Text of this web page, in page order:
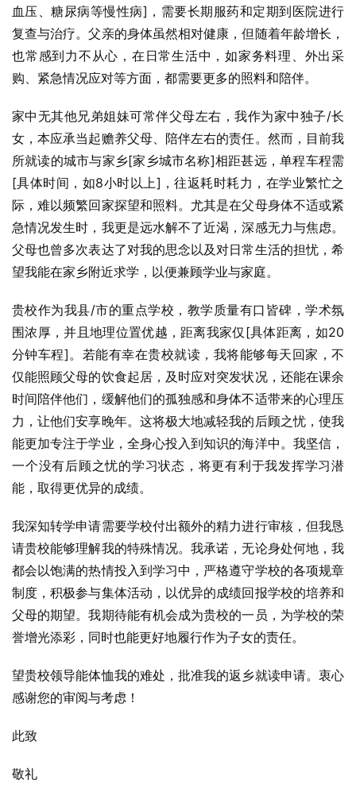
血压、糖尿病等慢性病]，需要长期服药和定期到医院进行
复查与治疗。父亲的身体虽然相对健康，但随着年龄增长，
也常感到力不从心，在日常生活中，如家务料理、外出采
购、紧急情况应对等方面，都需要更多的照料和陪伴。
家中无其他兄弟姐妹可常伴父母左右，我作为家中独子/长
女，本应承当起赡养父母、陪伴左右的责任。然而，目前我
所就读的城市与家乡[家乡城市名称]相距甚远，单程车程需
[具体时间，如8小时以上]，往返耗时耗力，在学业繁忙之
际，难以频繁回家探望和照料。尤其是在父母身体不适或紧
急情况发生时，我更是远水解不了近渴，深感无力与焦虑。
父母也曾多次表达了对我的思念以及对日常生活的担忧，希
望我能在家乡附近求学，以便兼顾学业与家庭。
贵校作为我县/市的重点学校，教学质量有口皆碑，学术氛
围浓厚，并且地理位置优越，距离我家仅[具体距离，如20
分钟车程]。若能有幸在贵校就读，我将能够每天回家，不
仅能照顾父母的饮食起居，及时应对突发状况，还能在课余
时间陪伴他们，缓解他们的孤独感和身体不适带来的心理压
力，让他们安享晚年。这将极大地减轻我的后顾之忧，使我
能更加专注于学业，全身心投入到知识的海洋中。我坚信，
一个没有后顾之忧的学习状态，将更有利于我发挥学习潜
能，取得更优异的成绩。
我深知转学申请需要学校付出额外的精力进行审核，但我恳
请贵校能够理解我的特殊情况。我承诺，无论身处何地，我
都会以饱满的热情投入到学习中，严格遵守学校的各项规章
制度，积极参与集体活动，以优异的成绩回报学校的培养和
父母的期望。我期待能有机会成为贵校的一员，为学校的荣
誉增光添彩，同时也能更好地履行作为子女的责任。
望贵校领导能体恤我的难处，批准我的返乡就读申请。衷心
感谢您的审阅与考虑！
此致
敬礼